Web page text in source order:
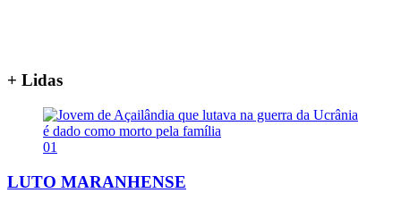
+ Lidas
01
LUTO MARANHENSE